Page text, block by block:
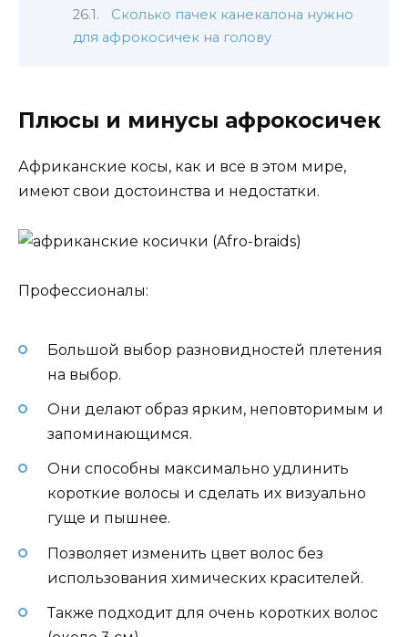
Сколько пачек канекалона нужно
для афрокосичек на голову
Плюсы и минусы афрокосичек
Африканские косы, как и все в этом мире,
имеют свои достоинства и недостатки.
Профессионалы:
Большой выбор разновидностей плетения
на выбор.
Они делают образ ярким, неповторимым и
запоминающимся.
Они способны максимально удлинить
короткие волосы и сделать их визуально
гуще и пышнее.
Позволяет изменить цвет волос без
использования химических красителей.
Также подходит для очень коротких волос